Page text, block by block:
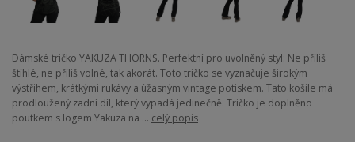
Dámské tričko YAKUZA THORNS. Perfektní pro uvolněný styl: Ne příliš
štíhlé, ne příliš volné, tak akorát. Toto tričko se vyznačuje širokým
výstřihem, krátkými rukávy a úžasným vintage potiskem. Tato košile má
prodloužený zadní díl, který vypadá jedinečně. Tričko je doplněno
poutkem s logem Yakuza na ... celý popis